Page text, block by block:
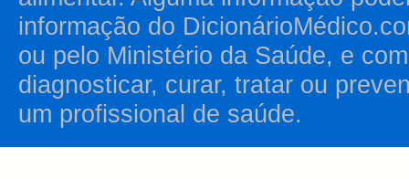
informação do
ou pelo Ministério da Saúde, e
diagnosticar, curar, tratar ou
um profissional de saúde.